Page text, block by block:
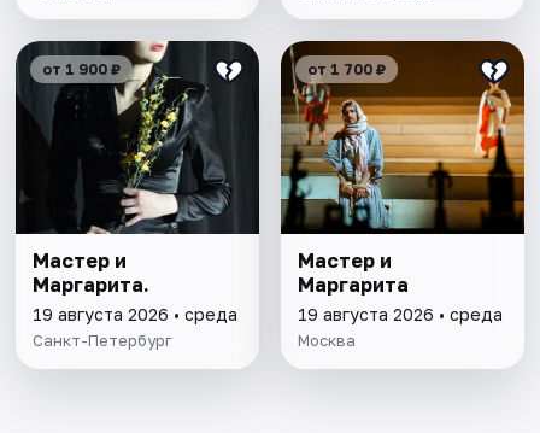
от 1 900 ₽
Мастер и
Маргарита.
19 августа 2026 • среда
Санкт-Петербург
от 1 700 ₽
Мастер и
Маргарита
19 августа 2026 • среда
Москва